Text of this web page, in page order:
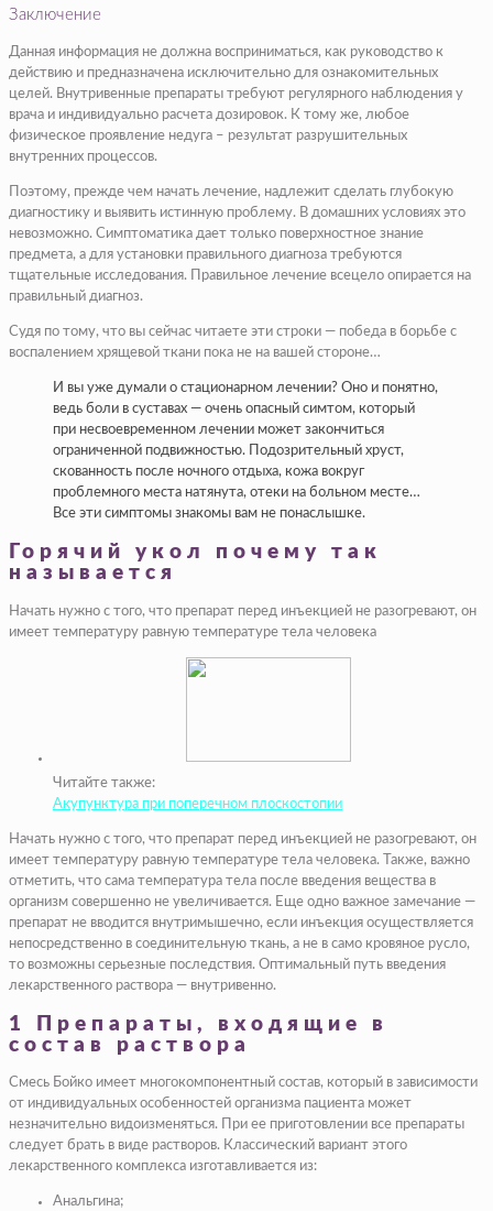
Заключение
Данная информация не должна восприниматься, как руководство к
действию и предназначена исключительно для ознакомительных
целей. Внутривенные препараты требуют регулярного наблюдения у
врача и индивидуально расчета дозировок. К тому же, любое
физическое проявление недуга – результат разрушительных
внутренних процессов.
Поэтому, прежде чем начать лечение, надлежит сделать глубокую
диагностику и выявить истинную проблему. В домашних условиях это
невозможно. Симптоматика дает только поверхностное знание
предмета, а для установки правильного диагноза требуются
тщательные исследования. Правильное лечение всецело опирается на
правильный диагноз.
Судя по тому, что вы сейчас читаете эти строки — победа в борьбе с
воспалением хрящевой ткани пока не на вашей стороне…
И вы уже думали о стационарном лечении? Оно и понятно,
ведь боли в суставах — очень опасный симтом, который
при несвоевременном лечении может закончиться
ограниченной подвижностью. Подозрительный хруст,
скованность после ночного отдыха, кожа вокруг
проблемного места натянута, отеки на больном месте…
Все эти симптомы знакомы вам не понаслышке.
Горячий укол почему так
называется
Начать нужно с того, что препарат перед инъекцией не разогревают, он
имеет температуру равную температуре тела человека
Читайте также:
Акупунктура при поперечном плоскостопии
Начать нужно с того, что препарат перед инъекцией не разогревают, он
имеет температуру равную температуре тела человека. Также, важно
отметить, что сама температура тела после введения вещества в
организм совершенно не увеличивается. Еще одно важное замечание —
препарат не вводится внутримышечно, если инъекция осуществляется
непосредственно в соединительную ткань, а не в само кровяное русло,
то возможны серьезные последствия. Оптимальный путь введения
лекарственного раствора — внутривенно.
1 Препараты, входящие в
состав раствора
Смесь Бойко имеет многокомпонентный состав, который в зависимости
от индивидуальных особенностей организма пациента может
незначительно видоизменяться. При ее приготовлении все препараты
следует брать в виде растворов. Классический вариант этого
лекарственного комплекса изготавливается из:
Анальгина;